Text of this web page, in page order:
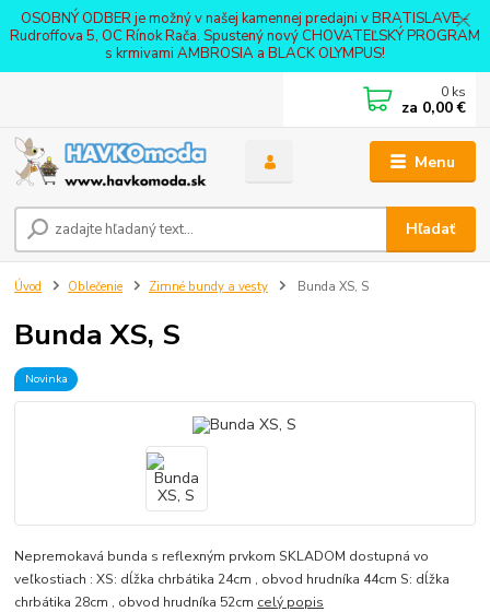
OSOBNÝ ODBER je možný v našej kamennej predajni v BRATISLAVE -
Rudroffova 5, OC Rínok Rača. Spustený nový CHOVATEĽSKÝ PROGRAM
s krmivami AMBROSIA a BLACK OLYMPUS!
Menu
Hľadať
0 ks
za 0,00 €
Úvod Oblečenie Zimné bundy a vesty Bunda XS, S
Bunda XS, S
Novinka
Nepremokavá bunda s reflexným prvkom SKLADOM dostupná vo
veľkostiach : XS: dĺžka chrbátika 24cm , obvod hrudníka 44cm S: dĺžka
chrbátika 28cm , obvod hrudníka 52cm celý popis